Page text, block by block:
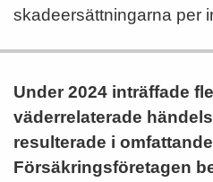
skadeersättningarna per
Under 2024 inträffade
väderrelaterade
resulterade i
Försäkringsföretagen